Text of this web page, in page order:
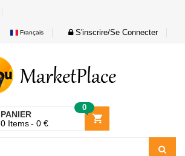
Français S'inscrire/Se Connecter
PANIER
0
0 Items 0 €